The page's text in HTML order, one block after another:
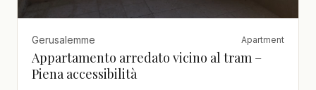
Gerusalemme Apartment
Appartamento arredato vicino al tram –
Piena accessibilità